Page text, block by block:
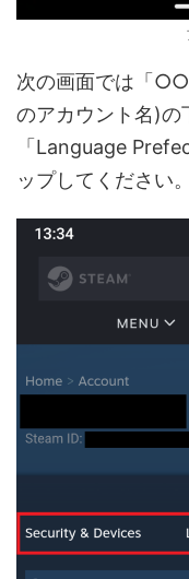
次の画面では「
のアカウント名)の
「Language
ップしてください。